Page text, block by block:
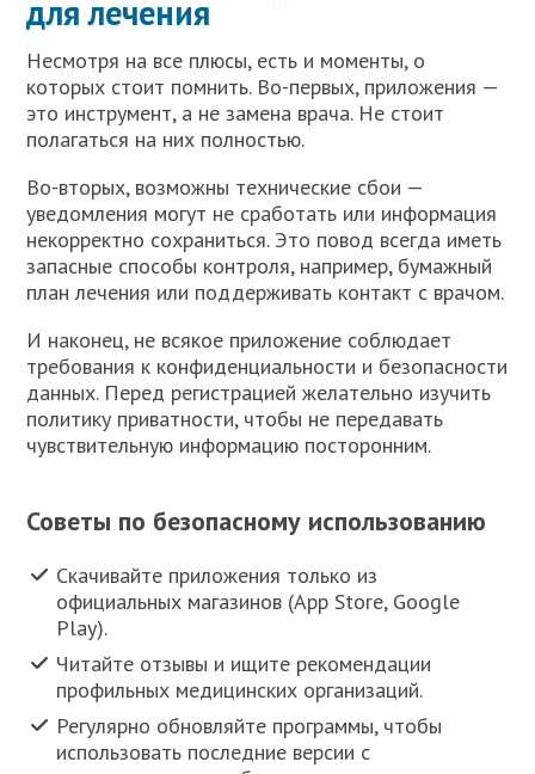
для лечения
Несмотря на все плюсы, есть и моменты, о
которых стоит помнить. Во-первых, приложения —
это инструмент, а не замена врача. Не стоит
полагаться на них полностью.
Во-вторых, возможны технические сбои —
уведомления могут не сработать или информация
некорректно сохраниться. Это повод всегда иметь
запасные способы контроля, например, бумажный
план лечения или поддерживать контакт с врачом.
И наконец, не всякое приложение соблюдает
требования к конфиденциальности и безопасности
данных. Перед регистрацией желательно изучить
политику приватности, чтобы не передавать
чувствительную информацию посторонним.
Советы по безопасному использованию
Скачивайте приложения только из
официальных магазинов (App Store, Google
Play).
Читайте отзывы и ищите рекомендации
профильных медицинских организаций.
Регулярно обновляйте программы, чтобы
использовать последние версии с